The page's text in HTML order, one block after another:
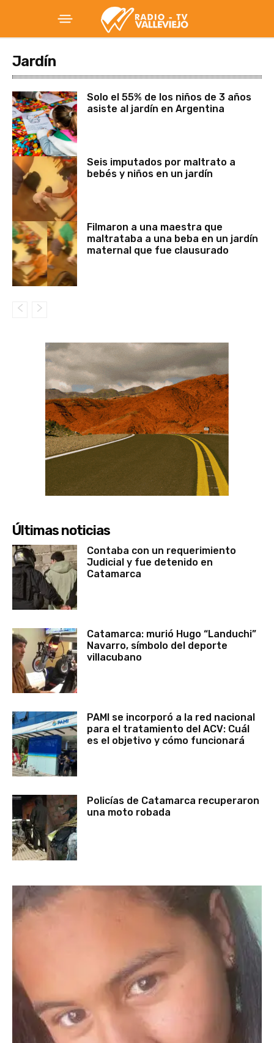
Jardín
Solo el 55% de los niños de 3 años
asiste al jardín en Argentina
Seis imputados por maltrato a
bebés y niños en un jardín
Filmaron a una maestra que
maltrataba a una beba en un jardín
maternal que fue clausurado
Últimas noticias
Contaba con un requerimiento
Judicial y fue detenido en
Catamarca
Catamarca: murió Hugo “Landuchi”
Navarro, símbolo del deporte
villacubano
PAMI se incorporó a la red nacional
para el tratamiento del ACV: Cuál
es el objetivo y cómo funcionará
Policías de Catamarca recuperaron
una moto robada